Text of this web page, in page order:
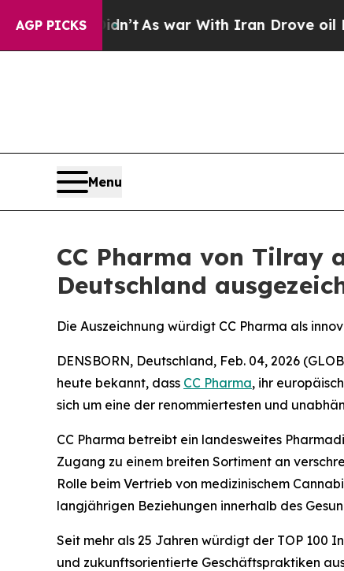
AGP PICKS
Didn’t As war With Iran Drove oil Prices
Menu
CC Pharma von Tilray
Deutschland
Die Auszeichnung würdigt CC Pharma als
DENSBORN, Deutschland, Feb. 04, 2026
heute bekannt, dass CC Pharma, ihr
sich um eine der renommiertesten und
CC Pharma betreibt ein landesweites
Zugang zu einem breiten Sortiment an
Rolle beim Vertrieb von medizinischem
langjährigen Beziehungen innerhalb des
Seit mehr als 25 Jahren würdigt der TOP 100
und zukunftsorientierte Geschäftspraktiken